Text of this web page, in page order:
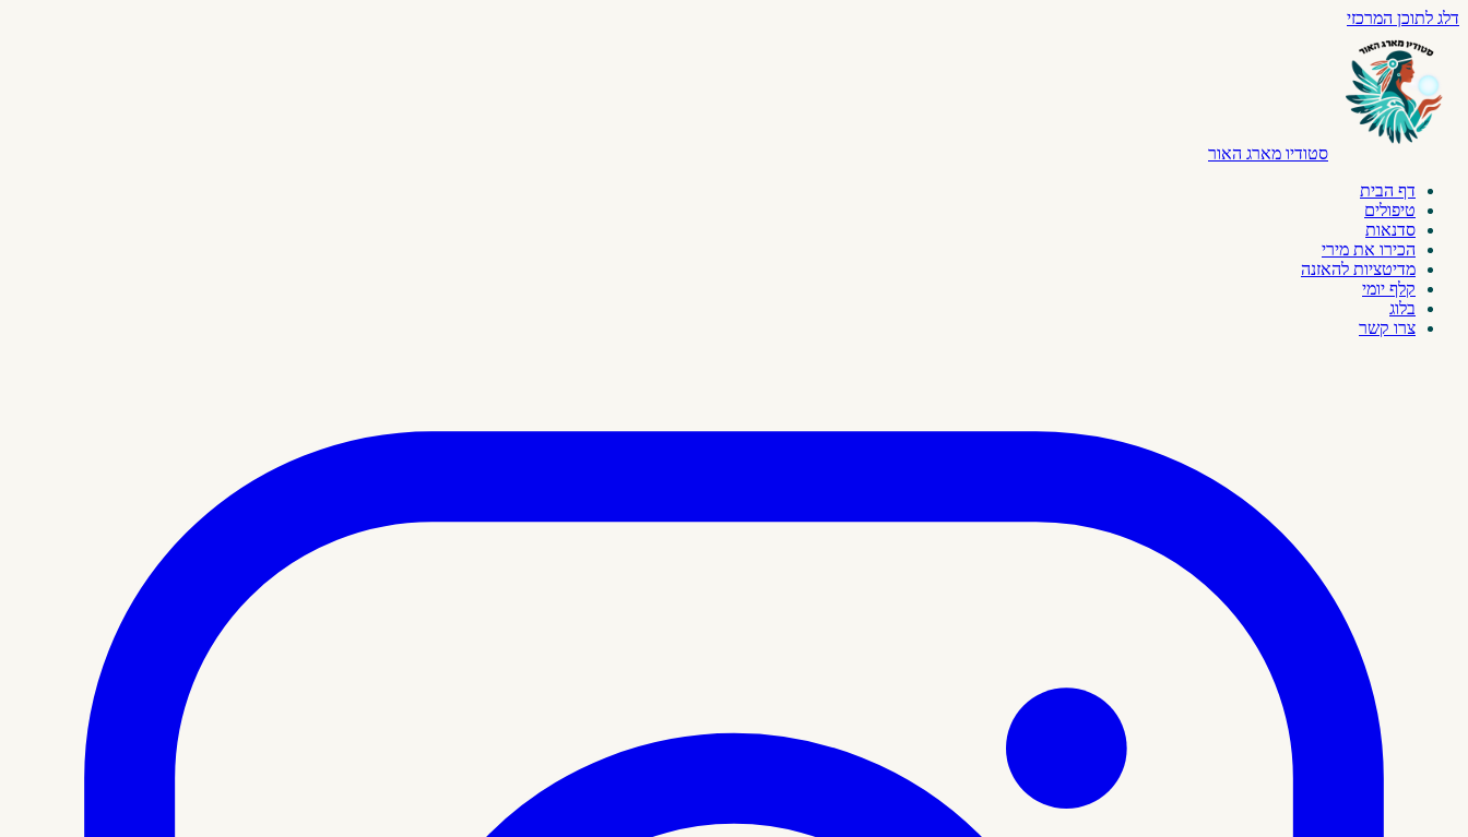
דלג לתוכן המרכזי
סטודיו מארג האור
דף הבית
טיפולים
סדנאות
הכירו את מירי
מדיטציות להאזנה
קלף יומי
בלוג
צרו קשר